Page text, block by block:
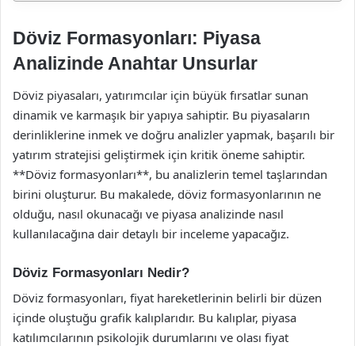
Döviz Formasyonları: Piyasa
Analizinde Anahtar Unsurlar
Döviz piyasaları, yatırımcılar için büyük fırsatlar sunan
dinamik ve karmaşık bir yapıya sahiptir. Bu piyasaların
derinliklerine inmek ve doğru analizler yapmak, başarılı bir
yatırım stratejisi geliştirmek için kritik öneme sahiptir.
**Döviz formasyonları**, bu analizlerin temel taşlarından
birini oluşturur. Bu makalede, döviz formasyonlarının ne
olduğu, nasıl okunacağı ve piyasa analizinde nasıl
kullanılacağına dair detaylı bir inceleme yapacağız.
Döviz Formasyonları Nedir?
Döviz formasyonları, fiyat hareketlerinin belirli bir düzen
içinde oluştuğu grafik kalıplarıdır. Bu kalıplar, piyasa
katılımcılarının psikolojik durumlarını ve olası fiyat